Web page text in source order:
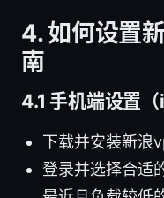
4. 如何设置
南
4.1 手机端设置
下载并安装新浪
登录并选择合适